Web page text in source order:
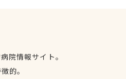
院情報サイト。
的。